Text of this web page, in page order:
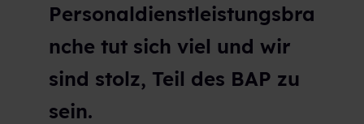
Personaldienstleistungsbra
nche tut sich viel und wir
sind stolz, Teil des BAP zu
sein.